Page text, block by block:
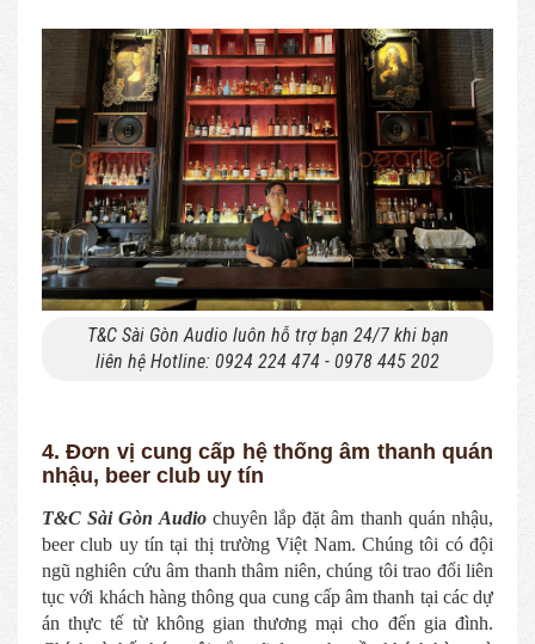
T&C Sài Gòn Audio luôn hỗ trợ bạn 24/7 khi bạn
liên hệ Hotline: 0924 224 474 - 0978 445 202
4. Đơn vị cung cấp hệ thống âm thanh quán
nhậu, beer club uy tín
T&C Sài Gòn Audio chuyên lắp đặt âm thanh quán nhậu,
beer club uy tín tại thị trường Việt Nam. Chúng tôi có đội
ngũ nghiên cứu âm thanh thâm niên, chúng tôi trao đổi liên
tục với khách hàng thông qua cung cấp âm thanh tại các dự
án thực tế từ không gian thương mại cho đến gia đình.